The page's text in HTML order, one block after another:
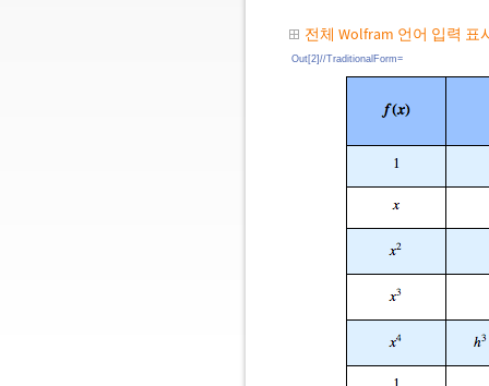
전체 Wolfram 언어 입력 표
Out[2]//TraditionalForm=